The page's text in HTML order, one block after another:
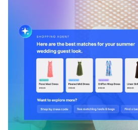
✨
Wird Algolia mit unserem
Datenvolumen mitwachsen?
VORSCHLÄGE
PRODUKTE & RESSOURCEN